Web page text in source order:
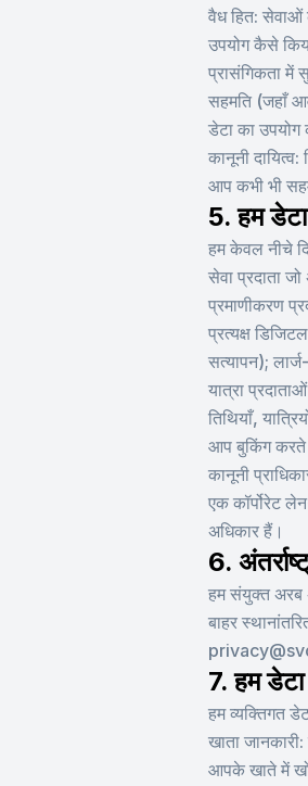
वैध हित: सेवाओं
उपयोग कैसे
प्रासंगिकता में
सहमति (जहाँ
डेटा का उपयोग
कानूनी
आप कभी भी
5. हम
हम केवल नीचे
सेवा प्रदाता
प्रमाणीकरण
प्रत्यक्ष
सत्यापन);
यात्रा
तिथियाँ,
आप बुकिंग करते
कानूनी
एक कॉर्पोरेट
अधिकार हैं।
6.
हम संयुक्त अरब
बाहर
7. हम
हम व्यक्तिगत
खाता
आपके खाते में